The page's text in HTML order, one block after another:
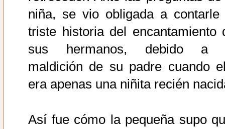
niña, se vio obligada a contarle
triste historia del encantamiento
sus hermanos, debido a
maldición de su padre cuando
era apenas una niñita recién
Así fue cómo la pequeña supo